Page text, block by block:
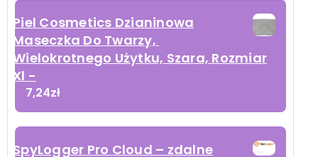
Piel Cosmetics Dzianinowa
Maseczka Do Twarzy, ​​
Wielokrotnego Użytku, Szara, Rozmiar
Xl -
7,24zł
SpyLogger Pro Cloud – zdalne